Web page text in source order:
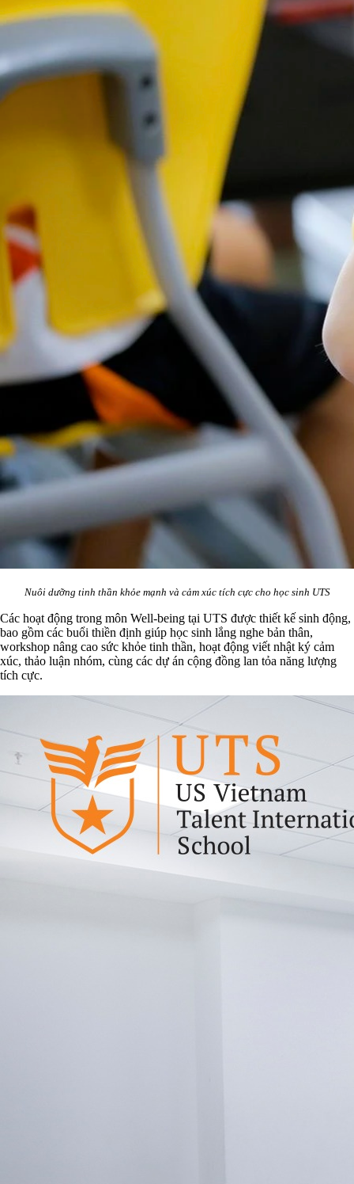
Nuôi dưỡng tinh thần khỏe mạnh và cảm xúc tích cực cho học sinh UTS
Các hoạt động trong môn Well-being tại UTS được thiết kế sinh động,
bao gồm các buổi thiền định giúp học sinh lắng nghe bản thân,
workshop nâng cao sức khỏe tinh thần, hoạt động viết nhật ký cảm
xúc, thảo luận nhóm, cùng các dự án cộng đồng lan tỏa năng lượng
tích cực.